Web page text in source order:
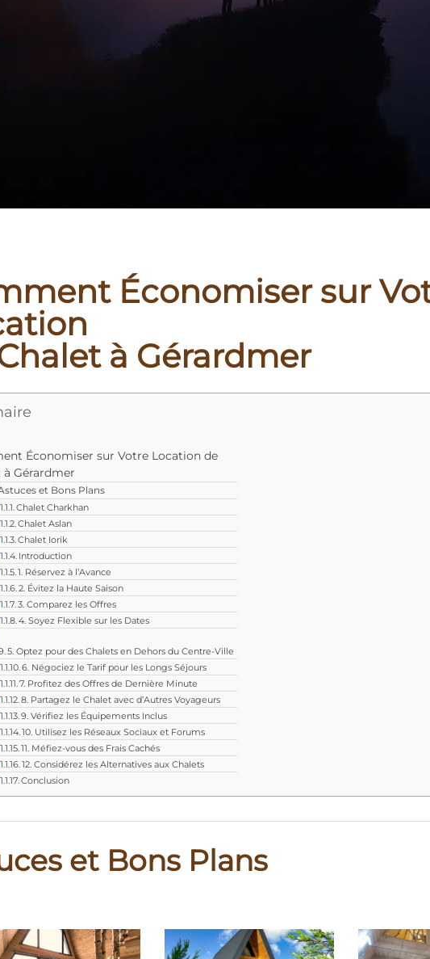
Économiser sur
à Gérardmer
Économiser sur Votre Location de
à Gérardmer
et Bons Plans
Chalet Charkhan
Chalet Aslan
Chalet Iorik
Introduction
1. Réservez à l’Avance
2. Évitez la Haute Saison
3. Comparez les Offres
4. Soyez Flexible sur les Dates
5. Optez pour des Chalets en Dehors du Centre-Ville
6. Négociez le Tarif pour les Longs Séjours
7. Profitez des Offres de Dernière Minute
8. Partagez le Chalet avec d’Autres Voyageurs
9. Vérifiez les Équipements Inclus
10. Utilisez les Réseaux Sociaux et Forums
11. Méfiez-vous des Frais Cachés
12. Considérez les Alternatives aux Chalets
Conclusion
et Bons Plans